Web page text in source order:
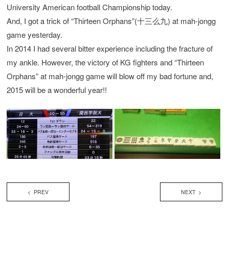
University American football Championship today.
And, I got a trick of “Thirteen Orphans”(十三么九) at mah-jongg
game yesterday.
In 2014 I had several bitter experience including the fracture of
my ankle. However, the victory of KG fighters and “Thirteen
Orphans” at mah-jongg game will blow off my bad fortune and,
2015 will be a wonderful year!!
< PREV NEXT >